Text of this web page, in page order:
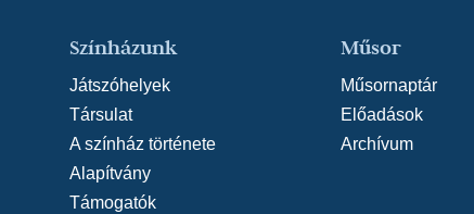
Színházunk
Játszóhelyek
Társulat
A színház története
Alapítvány
Támogatók
Műsor
Műsornaptár
Előadások
Archívum